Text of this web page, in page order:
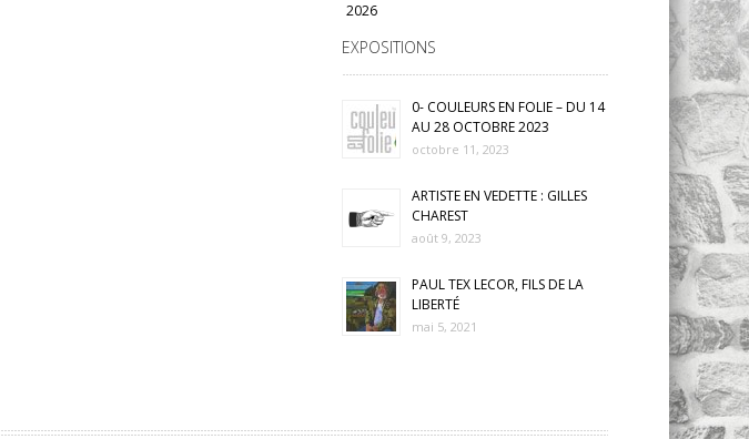
EXPOSITIONS
0- COULEURS EN FOLIE – DU 14
AU 28 OCTOBRE 2023
octobre 11, 2023
ARTISTE EN VEDETTE : GILLES
CHAREST
août 9, 2023
PAUL TEX LECOR, FILS DE LA
LIBERTÉ
mai 5, 2021